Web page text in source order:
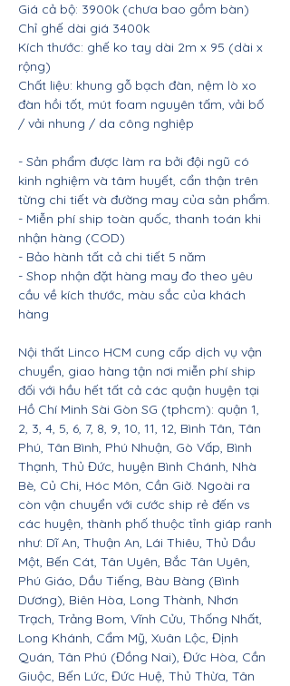
Giá cả bộ: 3900k (chưa bao gồm bàn)
Chỉ ghế dài giá 3400k
Kích thước: ghế ko tay dài 2m x 95 (dài x
rộng)
Chất liệu: khung gỗ bạch đàn, nệm lò xo
đàn hồi tốt, mút foam nguyên tấm, vải bố
/ vải nhung / da công nghiệp
- Sản phẩm được làm ra bởi đội ngũ có
kinh nghiệm và tâm huyết, cẩn thận trên
từng chi tiết và đường may của sản phẩm.
- Miễn phí ship toàn quốc, thanh toán khi
nhận hàng (COD)
- Bảo hành tất cả chi tiết 5 năm
- Shop nhận đặt hàng may đo theo yêu
cầu về kích thước, màu sắc của khách
hàng
Nội thất Linco HCM cung cấp dịch vụ vận
chuyển, giao hàng tận nơi miễn phí ship
đối với hầu hết tất cả các quận huyện tại
Hồ Chí Minh Sài Gòn SG (tphcm): quận 1,
2, 3, 4, 5, 6, 7, 8, 9, 10, 11, 12, Bình Tân, Tân
Phú, Tân Bình, Phú Nhuận, Gò Vấp, Bình
Thạnh, Thủ Đức, huyện Bình Chánh, Nhà
Bè, Củ Chi, Hóc Môn, Cần Giờ. Ngoài ra
còn vận chuyển với cước ship rẻ đến vs
các huyện, thành phố thuộc tỉnh giáp ranh
như: Dĩ An, Thuận An, Lái Thiêu, Thủ Dầu
Một, Bến Cát, Tân Uyên, Bắc Tân Uyên,
Phú Giáo, Dầu Tiếng, Bàu Bàng (Bình
Dương), Biên Hòa, Long Thành, Nhơn
Trạch, Trảng Bom, Vĩnh Cửu, Thống Nhất,
Long Khánh, Cẩm Mỹ, Xuân Lộc, Định
Quán, Tân Phú (Đồng Nai), Đức Hòa, Cần
Giuộc, Bến Lức, Đức Huệ, Thủ Thừa, Tân